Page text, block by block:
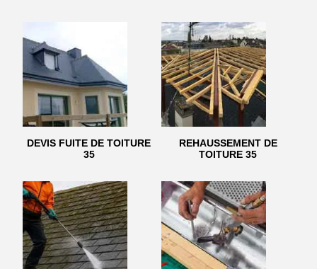
DEVIS FUITE DE TOITURE
35
REHAUSSEMENT DE
TOITURE 35